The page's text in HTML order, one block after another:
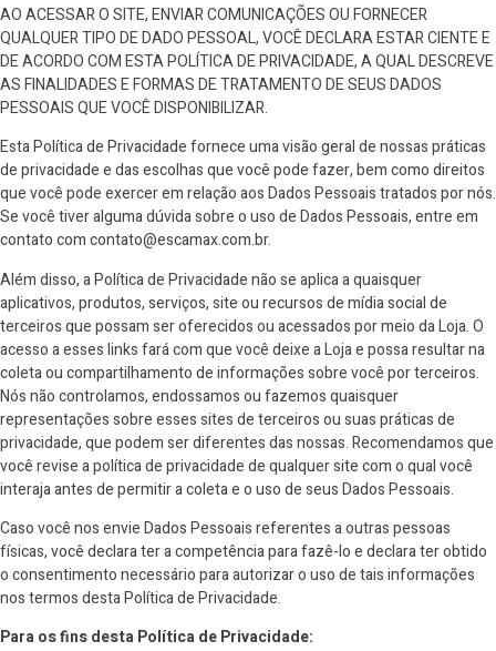
AO ACESSAR O SITE, ENVIAR COMUNICAÇÕES OU FORNECER
QUALQUER TIPO DE DADO PESSOAL, VOCÊ DECLARA ESTAR CIENTE E
DE ACORDO COM ESTA POLÍTICA DE PRIVACIDADE, A QUAL DESCREVE
AS FINALIDADES E FORMAS DE TRATAMENTO DE SEUS DADOS
PESSOAIS QUE VOCÊ DISPONIBILIZAR.
Esta Política de Privacidade fornece uma visão geral de nossas práticas
de privacidade e das escolhas que você pode fazer, bem como direitos
que você pode exercer em relação aos Dados Pessoais tratados por nós.
Se você tiver alguma dúvida sobre o uso de Dados Pessoais, entre em
contato com contato@escamax.com.br.
Além disso, a Política de Privacidade não se aplica a quaisquer
aplicativos, produtos, serviços, site ou recursos de mídia social de
terceiros que possam ser oferecidos ou acessados por meio da Loja. O
acesso a esses links fará com que você deixe a Loja e possa resultar na
coleta ou compartilhamento de informações sobre você por terceiros.
Nós não controlamos, endossamos ou fazemos quaisquer
representações sobre esses sites de terceiros ou suas práticas de
privacidade, que podem ser diferentes das nossas. Recomendamos que
você revise a política de privacidade de qualquer site com o qual você
interaja antes de permitir a coleta e o uso de seus Dados Pessoais.
Caso você nos envie Dados Pessoais referentes a outras pessoas
físicas, você declara ter a competência para fazê-lo e declara ter obtido
o consentimento necessário para autorizar o uso de tais informações
nos termos desta Política de Privacidade.
Para os fins desta Política de Privacidade: